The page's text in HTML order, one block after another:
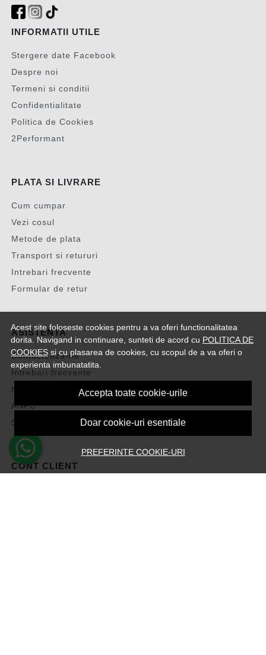
Acest site foloseste cookies pentru a va oferi functionalitatea
dorita. Navigand in continuare, sunteti de acord cu POLITICA DE
COOKIES si cu plasarea de cookies, cu scopul de a va oferi o
experienta imbunatatita.
Accepta toate cookie-urile
Doar cookie-uri esentiale
PREFERINTE COOKIE-URI
INFORMATII UTILE
Stergere date Facebook
Despre noi
Termeni si conditii
Confidentialitate
Politica de Cookies
2Performant
PLATA SI LIVRARE
Cum cumpar
Vezi cosul
Metode de plata
Transport si retururi
Intrebari frecvente
Formular de retur
ASISTENTA
Contacteaza-ne
Intrebari frecvente
Harta site
ANPC
Solutionarea litigiilor
CONT CLIENT